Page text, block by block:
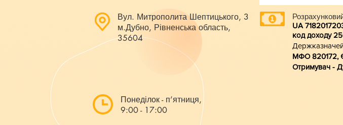
Вул. Митрополита Шептицького, 3
м.Дубно, Рівненська область,
35604
Понеділок - п’ятниця,
9:00 - 17:00
UA
код доходу
МФО 820172,
Отримувач -